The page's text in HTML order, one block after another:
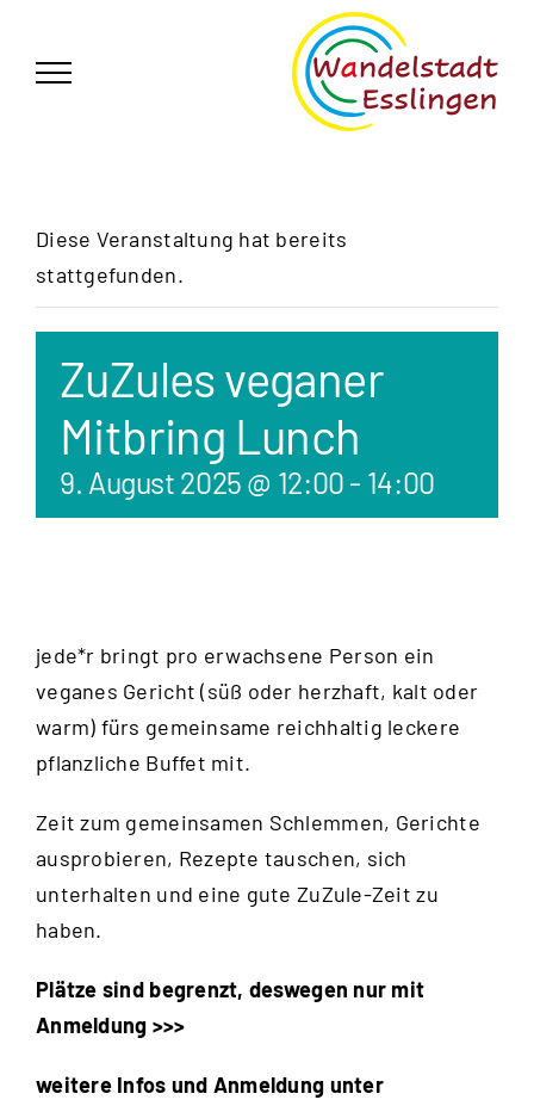
springen
Diese Veranstaltung hat bereits
stattgefunden.
ZuZules veganer
Mitbring Lunch
9. August 2025 @ 12:00 - 14:00
jede*r bringt pro erwachsene Person ein
veganes Gericht (süß oder herzhaft, kalt oder
warm) fürs gemeinsame reichhaltig leckere
pflanzliche Buffet mit.
Zeit zum gemeinsamen Schlemmen, Gerichte
ausprobieren, Rezepte tauschen, sich
unterhalten und eine gute ZuZule-Zeit zu
haben.
Plätze sind begrenzt, deswegen nur mit
Anmeldung >>>
weitere Infos und Anmeldung unter